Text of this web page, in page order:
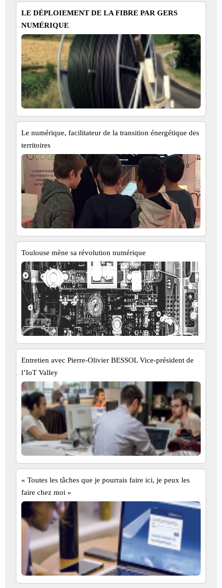
LE DÉPLOIEMENT DE LA FIBRE PAR GERS
NUMÉRIQUE
Le numérique, facilitateur de la transition énergétique des
territoires
Toulouse mène sa révolution numérique
Entretien avec Pierre-Olivier BESSOL Vice-président de
l’IoT Valley
« Toutes les tâches que je pourrais faire ici, je peux les
faire chez moi »